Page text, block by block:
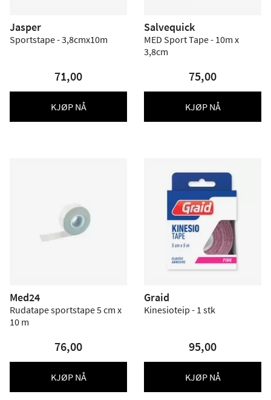
Jasper
Sportstape - 3,8cmx10m
71,00
KJØP NÅ
Salvequick
MED Sport Tape - 10m x
3,8cm
75,00
KJØP NÅ
Med24
Rudatape sportstape 5 cm x
10 m
76,00
KJØP NÅ
Graid
Kinesioteip - 1 stk
95,00
KJØP NÅ